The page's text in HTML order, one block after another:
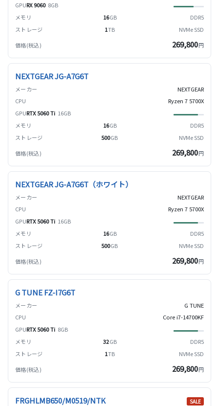
RX 9060 8GB
16GB
DDR5
1TB NVMe SSD
269,800円
NEXTGEAR JG-A7G6T
NEXTGEAR
Ryzen 7 5700X
RTX 5060 Ti 16GB
16GB
DDR5
500GB NVMe SSD
269,800円
NEXTGEAR JG-A7G6T（ホワイト）
NEXTGEAR
Ryzen 7 5700X
RTX 5060 Ti 16GB
16GB
DDR5
500GB NVMe SSD
269,800円
G TUNE FZ-I7G6T
G TUNE
Core i7-14700KF
RTX 5060 Ti 8GB
32GB
DDR5
1TB NVMe SSD
269,800円
FRGHLMB650/M0519/NTK SALE